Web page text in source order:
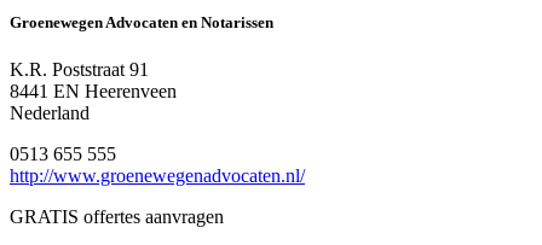
Groenewegen Advocaten en Notarissen
K.R. Poststraat 91
8441 EN Heerenveen
Nederland
0513 655 555
http://www.groenewegenadvocaten.nl/
GRATIS offertes aanvragen